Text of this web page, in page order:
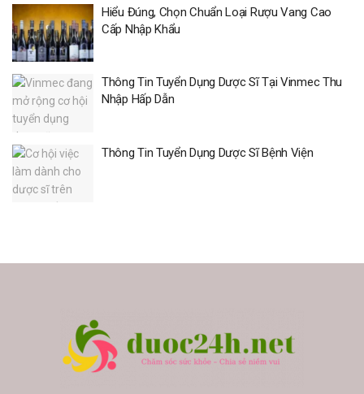
Hiểu Đúng, Chọn Chuẩn Loại Rượu Vang Cao
Cấp Nhập Khẩu
Thông Tin Tuyển Dụng Dược Sĩ Tại Vinmec Thu
Nhập Hấp Dẫn
Thông Tin Tuyển Dụng Dược Sĩ Bệnh Viện